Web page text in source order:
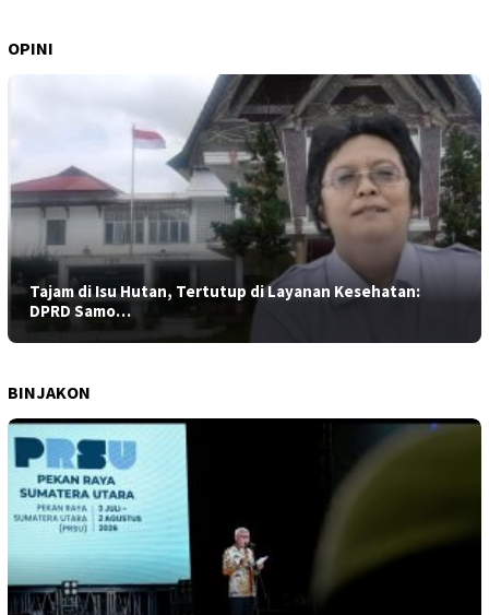
OPINI
Tajam di Isu Hutan, Tertutup di Layanan Kesehatan:
DPRD Samo…
BINJAKON